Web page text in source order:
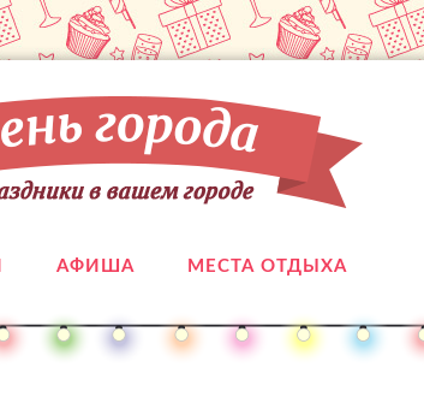
АФИША МЕСТА ОТДЫХА